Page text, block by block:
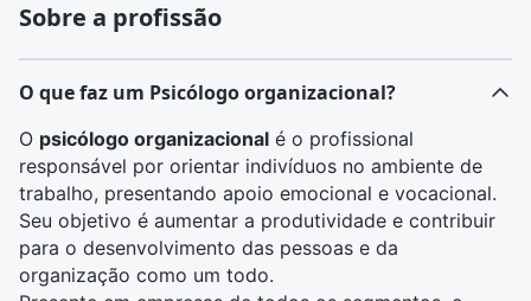
Sobre a profissão
O que faz um Psicólogo organizacional?
O psicólogo organizacional é o profissional
responsável por orientar indivíduos no ambiente de
trabalho, presentando apoio emocional e vocacional.
Seu objetivo é aumentar a produtividade e contribuir
para o desenvolvimento das pessoas e da
organização como um todo.